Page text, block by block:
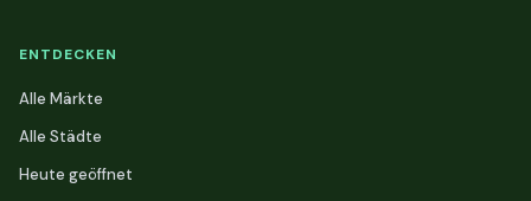
ENTDECKEN
Alle Märkte
Alle Städte
Heute geöffnet